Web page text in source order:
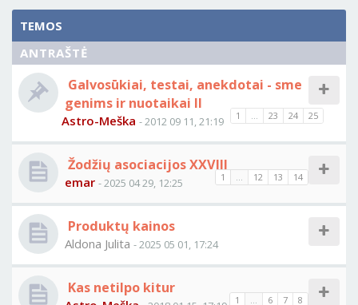
TEMOS
ANTRAŠTĖ
Galvosūkiai, testai, anekdotai - sme
genims ir nuotaikai II
1 ... 23 24 25
Astro-Meška - 2012 09 11, 21:19
Žodžių asociacijos XXVIII
1 ... 12 13 14
emar - 2025 04 29, 12:25
Produktų kainos
Aldona Julita - 2025 05 01, 17:24
Kas netilpo kitur
1 ... 6 7 8